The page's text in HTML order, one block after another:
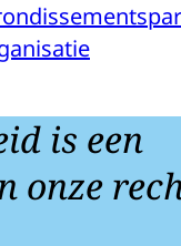
is een
onze